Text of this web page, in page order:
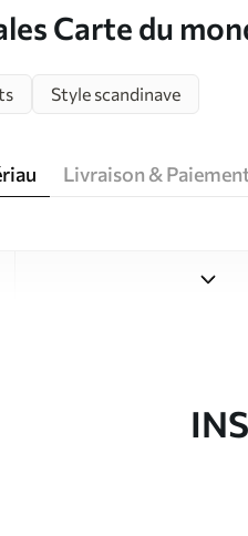
Carte du
Style scandinave
Livraison &
Studio de design Uwalls